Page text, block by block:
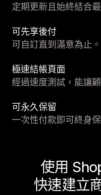
定期更新且始終結合
可先享後付
可自訂直到滿意為止
極速結帳頁面
經過速度測試，能讓
可永久保留
一次性付款即可終身
使用
快速建立